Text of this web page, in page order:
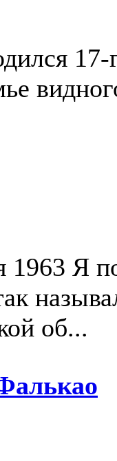
17-
1963 Я
об...